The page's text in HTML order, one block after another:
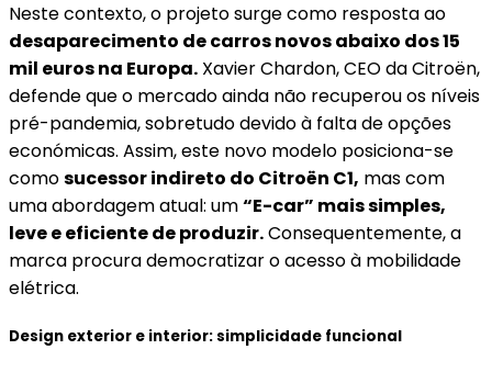
Neste contexto, o projeto surge como resposta ao
desaparecimento de carros novos abaixo dos 15
mil euros na Europa. Xavier Chardon, CEO da Citroën,
defende que o mercado ainda não recuperou os níveis
pré-pandemia, sobretudo devido à falta de opções
económicas. Assim, este novo modelo posiciona-se
comosucessor indireto do Citroën C1, mas com
uma abordagem atual: um“E-car” mais simples,
leve e eficiente de produzir.Consequentemente, a
marca procura democratizar o acesso à mobilidade
elétrica.
Design exterior e interior: simplicidade funcional